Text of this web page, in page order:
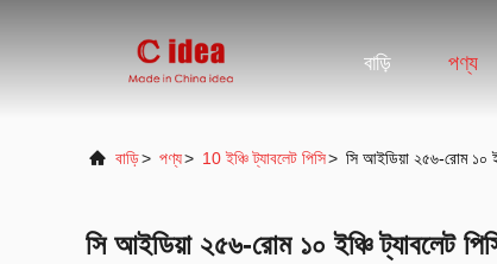
বাড়ি পণ্য
বাড়ি> পণ্য> 10 ইঞ্চি ট্যাবলেট পিসি> সি আইডিয়া ২৫৬-রোম ১০
সি আইডিয়া ২৫৬-রোম ১০ ইঞ্চি ট্যাবলেট